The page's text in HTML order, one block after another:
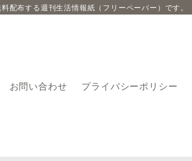
配布する週刊生活情報紙（フリーペーパー）です。
お問い合わせ プライバシーポリシー